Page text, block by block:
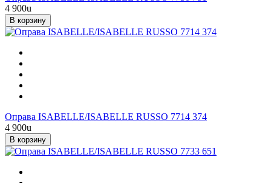
4 900u
В корзину
Оправа ISABELLE/ISABELLE RUSSO 7714 374
4 900u
В корзину